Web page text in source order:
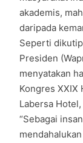
akademis,
daripada
Seperti
Presiden
menyatakan
Kongres XXIX
Labersa
“Sebagai